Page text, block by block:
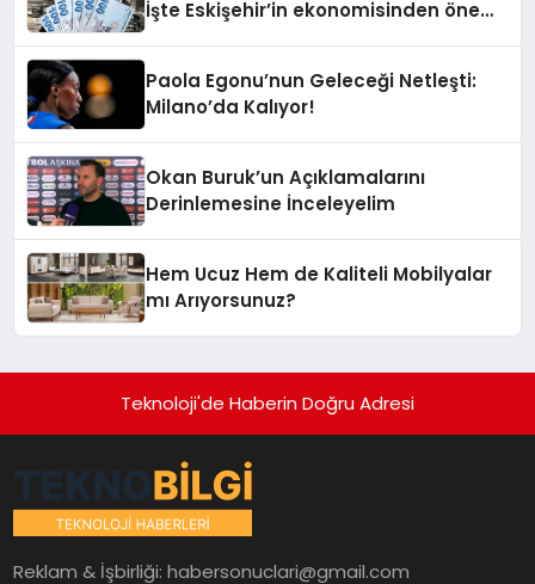
İşte Eskişehir’in ekonomisinden öne
Paola Egonu’nun Geleceği Netleşti:
Milano’da Kalıyor!
Okan Buruk’un Açıklamalarını
Derinlemesine İnceleyelim
Hem Ucuz Hem de Kaliteli Mobilyalar
mı Arıyorsunuz?
Teknoloji'de Haberin Doğru Adresi
Reklam & İşbirliği:habersonuclari@gmail.com